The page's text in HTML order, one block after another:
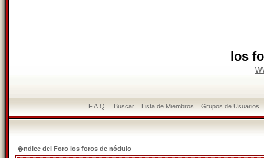
los
F.A.Q. Buscar Lista de Miembros Grupos de Usuarios
�ndice del Foro los foros de nódulo